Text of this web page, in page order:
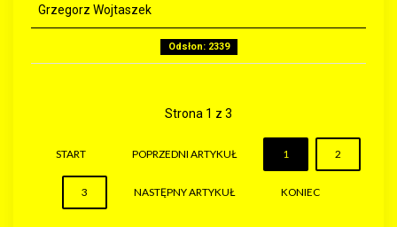
Grzegorz Wojtaszek
Odsłon: 2339
Strona 1 z 3
START POPRZEDNI ARTYKUŁ 1 2
3 NASTĘPNY ARTYKUŁ KONIEC